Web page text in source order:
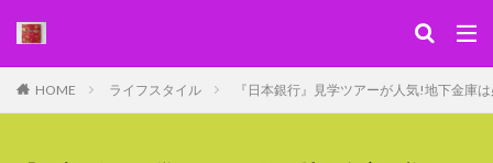
HOME ライフスタイル 『日本銀行』見学ツアーが人気!地下金庫
WEB デザイン SEO